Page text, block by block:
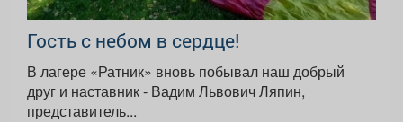
Гость с небом в сердце!
В лагере «Ратник» вновь побывал наш добрый
друг и наставник - Вадим Львович Ляпин,
представитель...